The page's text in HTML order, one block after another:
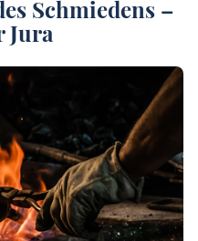
Schmiedens –
Jura